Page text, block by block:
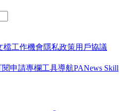
檔工作機會隱私政策用戶協議
閱申請專欄工具導航PANews Skill